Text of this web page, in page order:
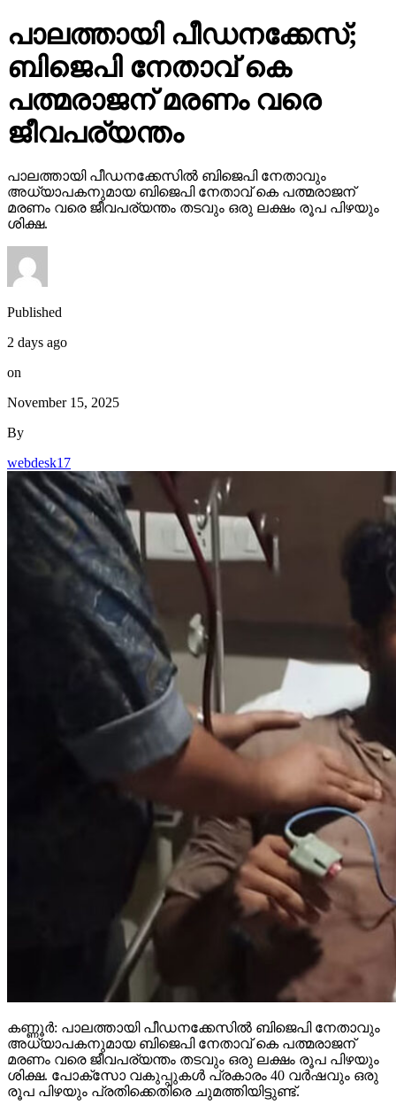
പാലത്തായി പീഡനക്കേസ്;
ബിജെപി നേതാവ് കെ
പത്മരാജന് മരണം വരെ
ജീവപര്യന്തം
പാലത്തായി പീഡനക്കേസില്‍ ബിജെപി നേതാവും
അധ്യാപകനുമായ ബിജെപി നേതാവ് കെ പത്മരാജന്
മരണം വരെ ജീവപര്യന്തം തടവും ഒരു ലക്ഷം രൂപ പിഴയും
ശിക്ഷ.
Published
2 days ago
on
November 15, 2025
By
webdesk17
കണ്ണൂര്‍: പാലത്തായി പീഡനക്കേസില്‍ ബിജെപി നേതാവും
അധ്യാപകനുമായ ബിജെപി നേതാവ് കെ പത്മരാജന്
മരണം വരെ ജീവപര്യന്തം തടവും ഒരു ലക്ഷം രൂപ പിഴയും
ശിക്ഷ. പോക്‌സോ വകുപ്പുകള്‍ പ്രകാരം 40 വര്‍ഷവും ഒരു
രൂപ പിഴയും പ്രതിക്കെതിരെ ചുമത്തിയിട്ടുണ്ട്.